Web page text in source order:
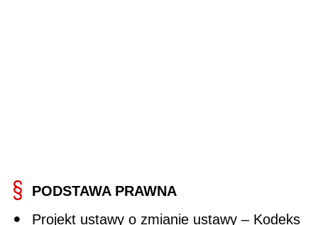
PODSTAWA PRAWNA
Projekt ustawy o zmianie ustawy – Kodeks